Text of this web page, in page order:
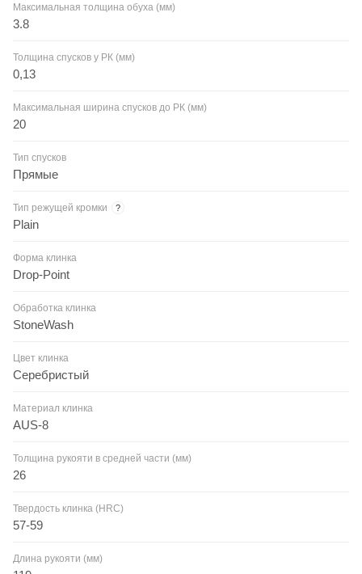
Максимальная толщина обуха (мм)
3.8
Толщина спусков у РК (мм)
0,13
Максимальная ширина спусков до РК (мм)
20
Тип спусков
Прямые
Тип режущей кромки ?
Plain
Форма клинка
Drop-Point
Обработка клинка
StoneWash
Цвет клинка
Серебристый
Материал клинка
AUS-8
Толщина рукояти в средней части (мм)
26
Твердость клинка (HRC)
57-59
Длина рукояти (мм)